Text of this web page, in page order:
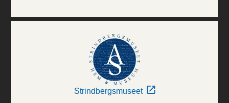
Strindbergsmuseet